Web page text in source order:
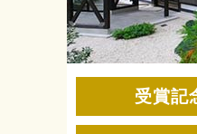
受賞記